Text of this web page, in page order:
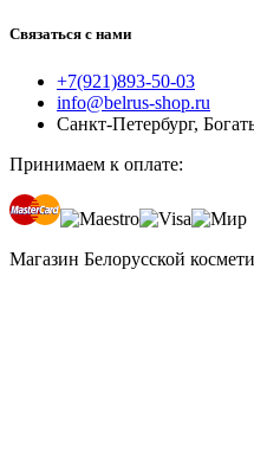
Связаться с нами
+7(921)893-50-03
info@belrus-shop.ru
Санкт-Петербург,
Принимаем к оплате:
Магазин Белорусской